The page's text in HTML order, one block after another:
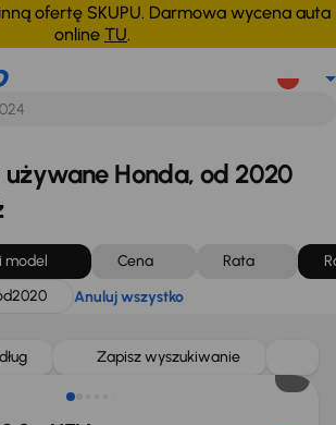
ofertę SKUPU. Darmowa wycena auta
online TU.
2020 Anuluj wszystko
Honda, od 2020
model Cena Rata
2020 Anuluj wszystko
Zapisz wyszukiwanie